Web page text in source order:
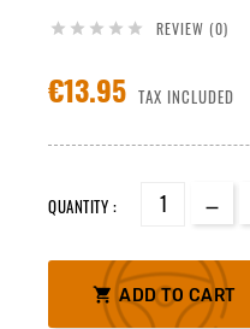
     REVIEW (0)
€13.95 TAX INCLUDED
QUANTITY :
 ADD TO CART